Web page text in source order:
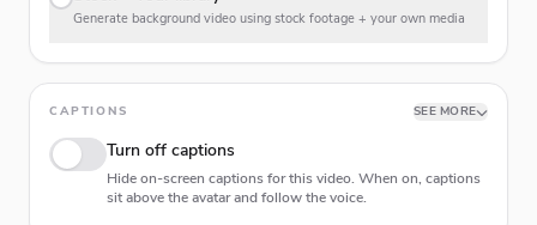
Generate background video using stock footage + your own media
CAPTIONS SEE MORE
Turn off captions
Hide on-screen captions for this video. When on, captions
sit above the avatar and follow the voice.